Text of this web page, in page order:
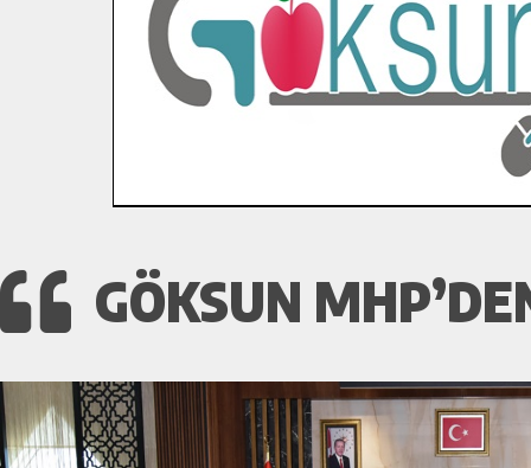
Bertiz’in Yeni Köprüsünde Sona Doğru.
GÖKSUN